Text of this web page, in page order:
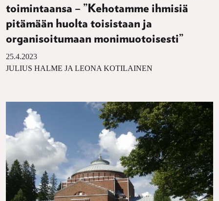
toimintaansa – ”Kehotamme ihmisiä
pitämään huolta toisistaan ja
organisoitumaan monimuotoisesti”
25.4.2023
JULIUS HALME JA LEONA KOTILAINEN